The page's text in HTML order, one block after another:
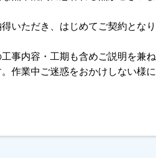
いただき、はじめてご契約となり
事内容・工期も含めご説明を兼ね
作業中ご迷惑をおかけしない様に